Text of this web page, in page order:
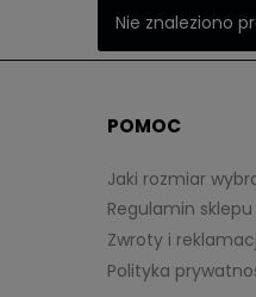
Nie znaleziono
POMOC
Jaki rozmiar
Regulamin sklepu
Zwroty i
Polityka